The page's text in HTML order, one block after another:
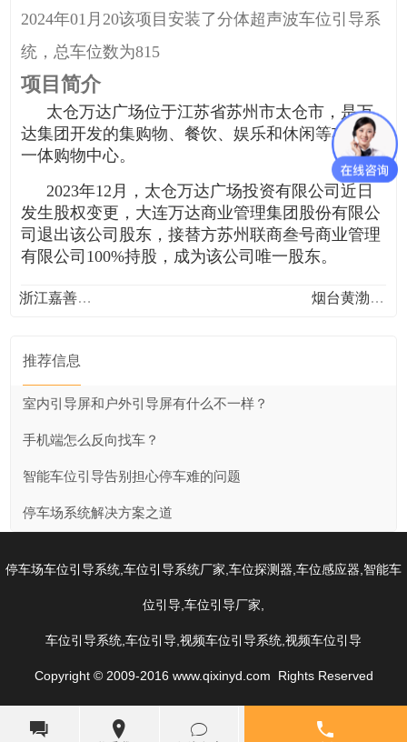
2024年01月20该项目安装了分体超声波车位引导系
统，总车位数为815
项目简介
太仓万达广场位于江苏省苏州市太仓市，是万
达集团开发的集购物、餐饮、娱乐和休闲等功能于
一体购物中心。
2023年12月，太仓万达广场投资有限公司近日
发生股权变更，大连万达商业管理集团股份有限公
司退出该公司股东，接替方苏州联商叁号商业管理
有限公司100%持股，成为该公司唯一股东。
浙江嘉善县人民医院三期世纪大道与体育路交... 烟台黄渤海新区双祥大厦地下停车场
推荐信息
室内引导屏和户外引导屏有什么不一样？
手机端怎么反向找车？
智能车位引导告别担心停车难的问题
停车场系统解决方案之道
停车场车位引导系统 车位引导系统厂家 车位探测器 车位感应器 智能车
位引导 车位引导厂家
车位引导系统 车位引导 视频车位引导系统 视频车位引导
Copyright © 2009-2016 www.qixinyd.com Rights Reserved